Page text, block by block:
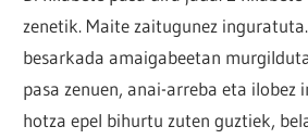
zenetik. Maite zaitugunez
besarkada amaigabeetan
pasa zenuen, anai-arreba eta ilobez
hotza epel bihurtu zuten guztiek,